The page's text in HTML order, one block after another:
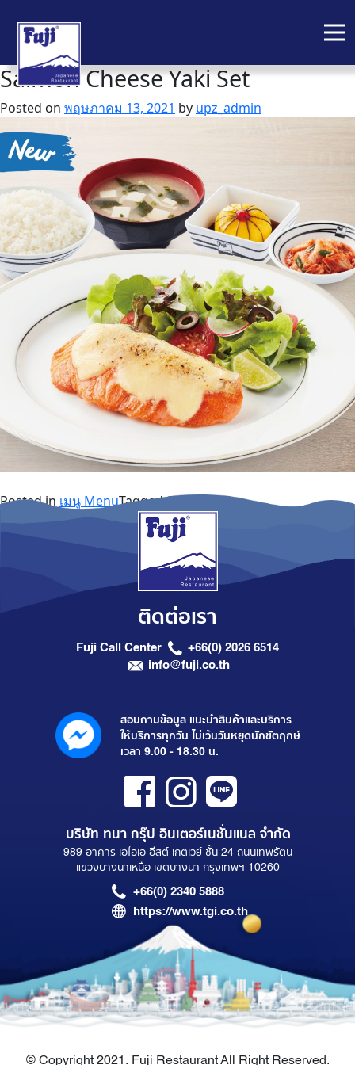
Skip
to
content
Salmon Cheese Yaki Set
Posted on พฤษภาคม 13, 2021 by upz_admin
Posted in เมนู MenuTaggedSpecial Set
ติดต่อเรา
Fuji Call Center
+66(0) 2026 6514
info@fuji.co.th
สอบถามข้อมูล แนะนำสินค้าและบริการ
ให้บริการทุกวัน ไม่เว้นวันหยุดนักขัตฤกษ์
เวลา 9.00 - 18.30 น.
บริษัท ทนา กรุ๊ป อินเตอร์เนชั่นแนล จำกัด
989 อาคาร เอไอเอ อีสต์ เกตเวย์ ชั้น 24 ถนนเทพรัตน
แขวงบางนาเหนือ เขตบางนา กรุงเทพฯ 10260
+66(0) 2340 5888
https://www.tgi.co.th
© Copyright 2021. Fuji Restaurant All Right Reserved.